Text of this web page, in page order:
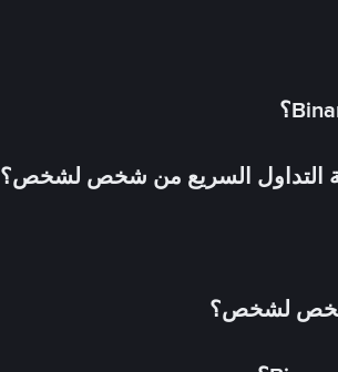
التداول السريع من شخص لشخص؟